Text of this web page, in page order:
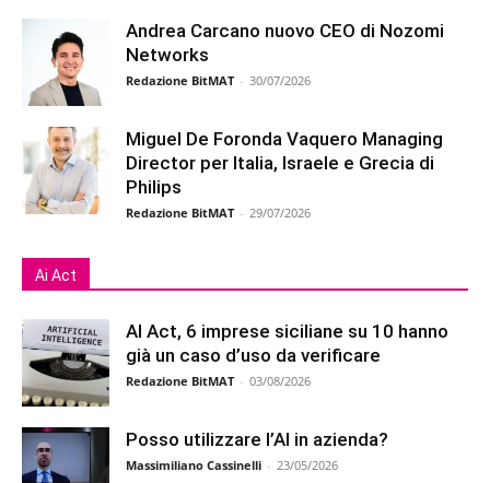
Andrea Carcano nuovo CEO di Nozomi
Networks
Redazione BitMAT - 30/07/2026
Miguel De Foronda Vaquero Managing
Director per Italia, Israele e Grecia di
Philips
Redazione BitMAT - 29/07/2026
Ai Act
AI Act, 6 imprese siciliane su 10 hanno
già un caso d’uso da verificare
Redazione BitMAT - 03/08/2026
Posso utilizzare l’AI in azienda?
Massimiliano Cassinelli - 23/05/2026